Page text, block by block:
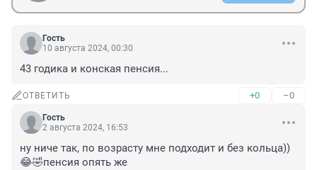
Гость
10 августа 2024, 00:30
43 годика и конская пенсия...
ОТВЕТИТЬ +0 –0
Гость
2 августа 2024, 16:53
ну ниче так, по возрасту мне подходит и без кольца))
😂🤣пенсия опять же